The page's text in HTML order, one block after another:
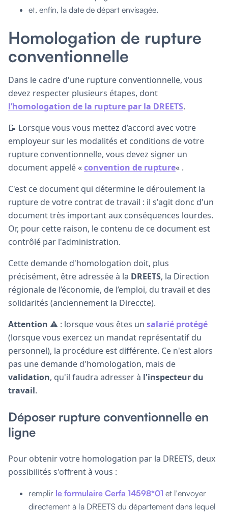
et, enfin, la date de départ envisagée.
Homologation de rupture
conventionnelle
Dans le cadre d'une rupture conventionnelle, vous
devez respecter plusieurs étapes, dont
l’homologation de la rupture par la DREETS.
📝 Lorsque vous vous mettez d’accord avec votre
employeur sur les modalités et conditions de votre
rupture conventionnelle, vous devez signer un
document appelé «convention de rupture« .
C'est ce document qui détermine le déroulement la
rupture de votre contrat de travail : il s'agit donc d'un
document très important aux conséquences lourdes.
Or, pour cette raison, le contenu de ce document est
contrôlé par l'administration.
Cette demande d'homologation doit, plus
précisément, être adressée à la DREETS, la Direction
régionale de l’économie, de l’emploi, du travail et des
solidarités (anciennement la Direccte).
Attention ⚠️ : lorsque vous êtes un salarié protégé
(lorsque vous exercez un mandat représentatif du
personnel), la procédure est différente. Ce n'est alors
pas une demande d'homologation, mais de
validation, qu'il faudra adresser à l'inspecteur du
travail.
Déposer rupture conventionnelle en
ligne
Pour obtenir votre homologation par la DREETS, deux
possibilités s'offrent à vous :
remplir le formulaire Cerfa 14598*01 et l'envoyer
directement à la DREETS du département dans lequel